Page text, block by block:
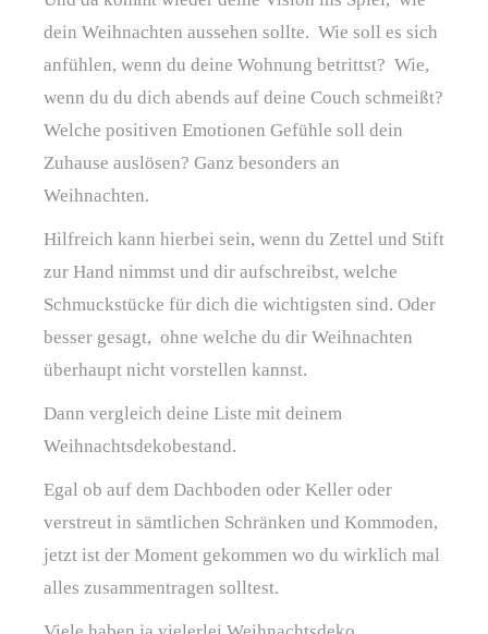
dein Weihnachten aussehen sollte. Wie soll es sich
anfühlen, wenn du deine Wohnung betrittst? Wie,
wenn du du dich abends auf deine Couch schmeißt?
Welche positiven Emotionen Gefühle soll dein
Zuhause auslösen? Ganz besonders an
Weihnachten.
Hilfreich kann hierbei sein, wenn du Zettel und Stift
zur Hand nimmst und dir aufschreibst, welche
Schmuckstücke für dich die wichtigsten sind. Oder
besser gesagt, ohne welche du dir Weihnachten
überhaupt nicht vorstellen kannst.
Dann vergleich deine Liste mit deinem
Weihnachtsdekobestand.
Egal ob auf dem Dachboden oder Keller oder
verstreut in sämtlichen Schränken und Kommoden,
jetzt ist der Moment gekommen wo du wirklich mal
alles zusammentragen solltest.